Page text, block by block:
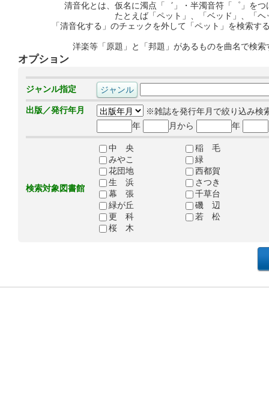
清音化とは、仮名に濁点「゛」・半濁音符「゜」を
たとえば「ペット」、「ベッド」、「
「清音化する」のチェックを外して「ペット」を検索
洋楽等「原題」と「邦題」があるものを曲名で検
オプション
ジャンル指定
出版／発行年月
※雑誌を発行年月で絞り込み検
年
月から 年
検索対象図書館
中 央
稲 毛
みやこ
緑
花団地
西都賀
生 浜
さつき
幕 張
千草台
緑が丘
磯 辺
更 科
若 松
桜 木